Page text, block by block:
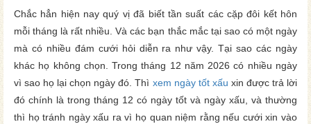
Chắc hẳn hiện nay quý vị đã biết tần suất các cặp đôi kết hôn
mỗi tháng là rất nhiều. Và các bạn thắc mắc tại sao có một ngày
mà có nhiều đám cưới hỏi diễn ra như vậy. Tại sao các ngày
khác họ không chọn. Trong tháng 12 năm 2026 có nhiều ngày
vì sao họ lại chọn ngày đó. Thì xem ngày tốt xấu xin được trả lời
đó chính là trong tháng 12 có ngày tốt và ngày xấu, và thường
thì họ tránh ngày xấu ra vì họ quan niệm rằng nếu cưới xin vào